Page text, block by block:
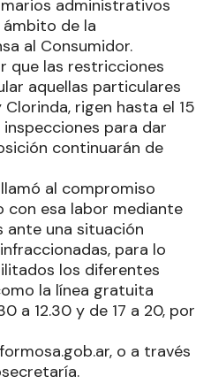
administrativos
de la
al Consumidor.
que las restricciones
aquellas particulares
rigen hasta el 15
para dar
continuarán de
al compromiso
con esa labor mediante
ante una situación
para lo
los diferentes
la línea gratuita
a 12.30 y de 17 a 20, por
o a través